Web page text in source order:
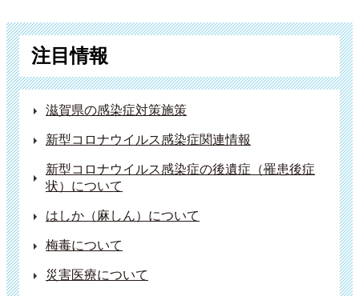
注目情報
滋賀県の感染症対策施策
新型コロナウイルス感染症関連情報
新型コロナウイルス感染症の後遺症（罹患後症
状）について
はしか（麻しん）について
梅毒について
災害医療について